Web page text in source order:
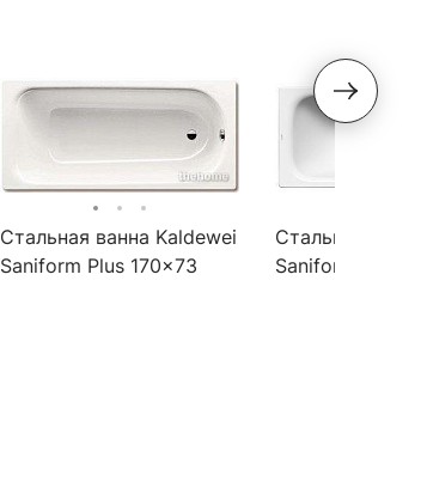
Стальная ванна Kaldewei
Saniform Plus 170x73
Стальная
Saniform Plus